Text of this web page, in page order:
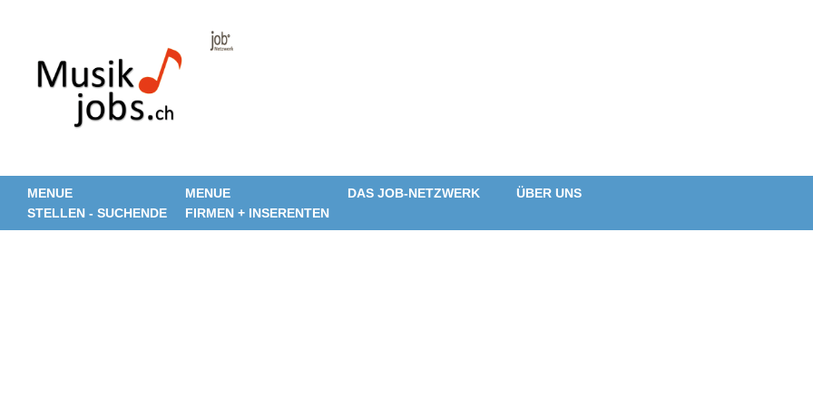
MENUE
STELLEN - SUCHENDE
MENUE
FIRMEN + INSERENTEN
DAS JOB-NETZWERK ÜBER UNS